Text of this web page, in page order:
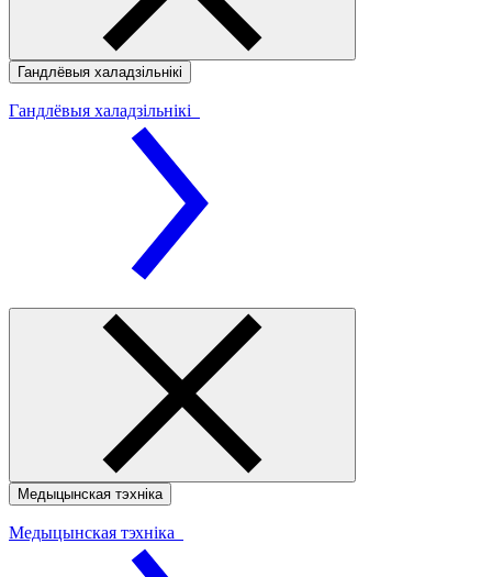
Гандлёвыя халадзільнікі
Гандлёвыя халадзільнікі
Медыцынская тэхніка
Медыцынская тэхніка